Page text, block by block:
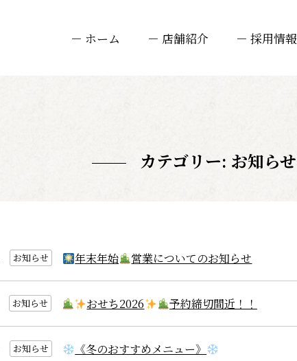
－ ホーム － 店舗紹介 － 採用情報
カテゴリー: お知らせ
お知らせ 年末年始 営業についてのお知らせ
お知らせ おせち2026 予約締切間近！！
お知らせ 《冬のおすすめメニュー》